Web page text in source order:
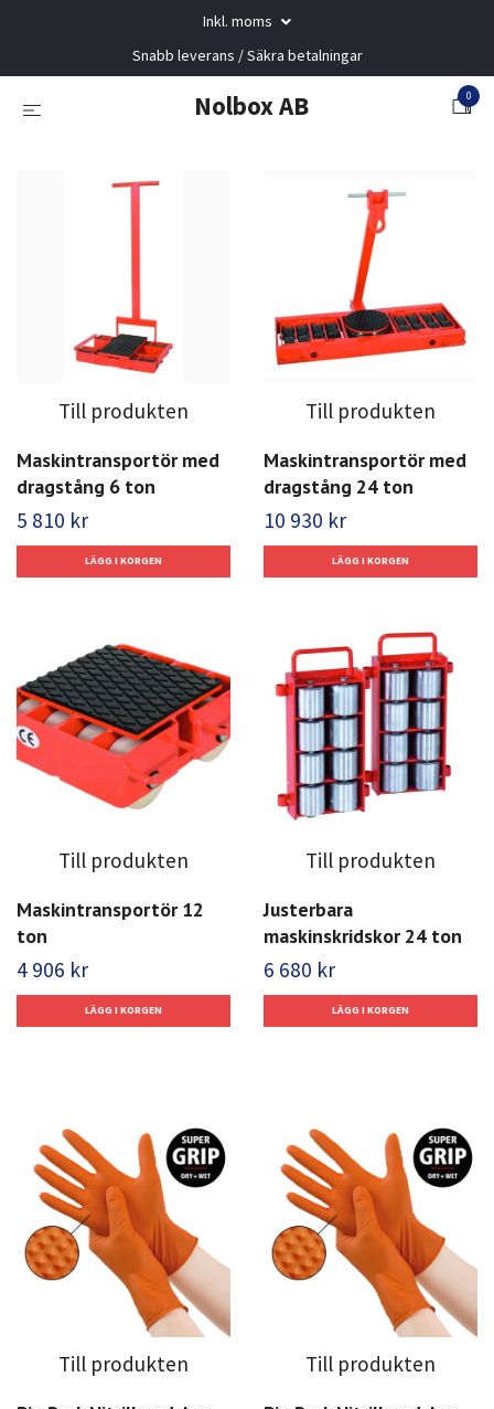
Inkl. moms
Snabb leverans / Säkra betalningar
Nolbox AB 0
Till produkten
Maskintransportör med
dragstång 6 ton
5 810 kr
Till produkten
Maskintransportör med
dragstång 24 ton
10 930 kr
Till produkten
Maskintransportör 12
ton
4 906 kr
Till produkten
Justerbara
maskinskridskor 24 ton
6 680 kr
Till produkten Till produkten